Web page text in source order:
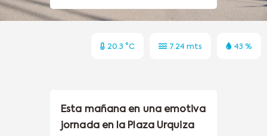
20.3 °C 7.24 mts 43 %
Esta mañana en una emotiva
jornada en la Plaza Urquiza